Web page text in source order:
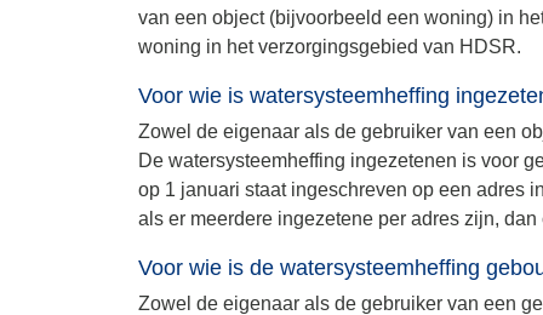
van een object (bijvoorbeeld een woning) in
woning in het verzorgingsgebied van HDSR.
Voor wie is watersysteemheffing
Zowel de eigenaar als de gebruiker van een
De watersysteemheffing ingezetenen is voor
op 1 januari staat ingeschreven op een adres
als er meerdere ingezetene per adres zijn,
Voor wie is de watersysteemheffing
Zowel de eigenaar als de gebruiker van een